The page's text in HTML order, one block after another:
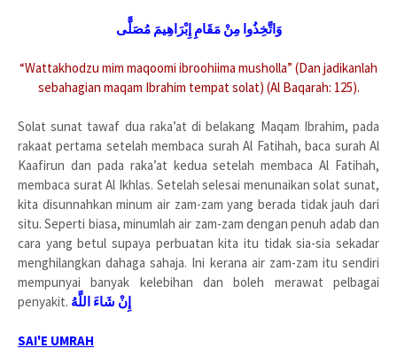
وَاتَّخِذُوا مِنْ مَقَامِ إِبْرَاهِيمَ مُصَلًّى
“Wattakhodzu mim maqoomi ibroohiima musholla” (Dan jadikanlah
sebahagian maqam Ibrahim tempat solat) (Al Baqarah: 125).
Solat sunat tawaf dua raka’at di belakang Maqam Ibrahim, pada
rakaat pertama setelah membaca surah Al Fatihah, baca surah Al
Kaafirun dan pada raka’at kedua setelah membaca Al Fatihah,
membaca surat Al Ikhlas. Setelah selesai menunaikan solat sunat,
kita disunnahkan minum air zam-zam yang berada tidak jauh dari
situ. Seperti biasa, minumlah air zam-zam dengan penuh adab dan
cara yang betul supaya perbuatan kita itu tidak sia-sia sekadar
menghilangkan dahaga sahaja. Ini kerana air zam-zam itu sendiri
mempunyai banyak kelebihan dan boleh merawat pelbagai
penyakit. إِنْ شَاءَ اللَّهُ
SAI'E UMRAH